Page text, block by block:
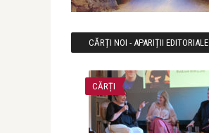
CĂRȚI NOI - APARIȚII EDITORIALE
CĂRȚI